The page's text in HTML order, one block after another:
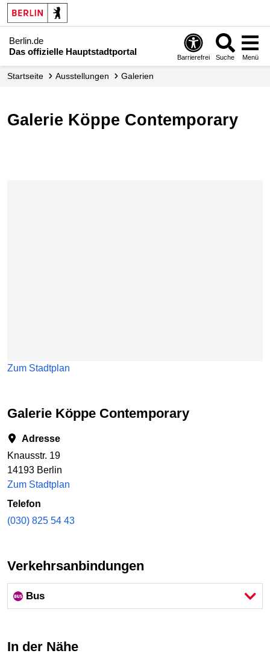
Berlin.de
Das offizielle Hauptstadtportal
Barrierefrei Suche Menü
Startseite Ausstellungen Galerien
Galerie Köppe Contemporary
Zum Stadtplan
Galerie Köppe Contemporary
Adresse
Knausstr. 19
14193 Berlin
Zum Stadtplan
Telefon
(030) 825 54 43
Verkehrsanbindungen
Bus
In der Nähe